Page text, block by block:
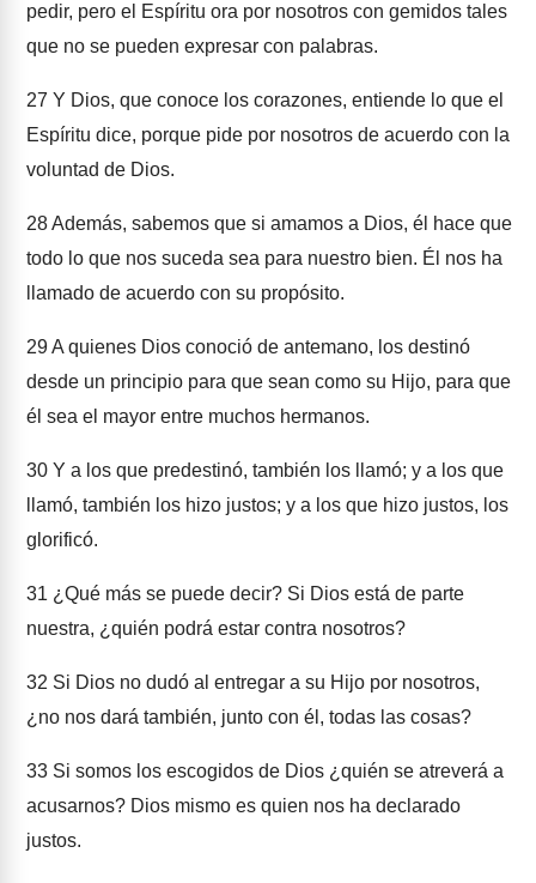
pedir, pero el Espíritu ora por nosotros con gemidos tales
que no se pueden expresar con palabras.
27 Y Dios, que conoce los corazones, entiende lo que el
Espíritu dice, porque pide por nosotros de acuerdo con la
voluntad de Dios.
28Además, sabemos que si amamos a Dios, él hace que
todo lo que nos suceda sea para nuestro bien. Él nos ha
llamado de acuerdo con su propósito.
29A quienes Dios conoció de antemano, los destinó
desde un principio para que sean como su Hijo, para que
él sea el mayor entre muchos hermanos.
30 Y a los que predestinó, también los llamó; y a los que
llamó, también los hizo justos; y a los que hizo justos, los
glorificó.
31 ¿Qué más se puede decir? Si Dios está de parte
nuestra, ¿quién podrá estar contra nosotros?
32 Si Dios no dudó al entregar a su Hijo por nosotros,
¿no nos dará también, junto con él, todas las cosas?
33 Si somos los escogidos de Dios ¿quién se atreverá a
acusarnos? Dios mismo es quien nos ha declarado
justos.